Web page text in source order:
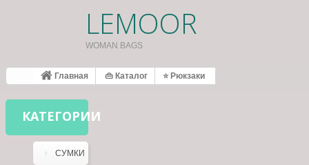
LEMOOR
WOMAN BAGS
Главная 👜 Каталог ⭐ Рюкзаки
КАТЕГОРИИ
СУМКИ